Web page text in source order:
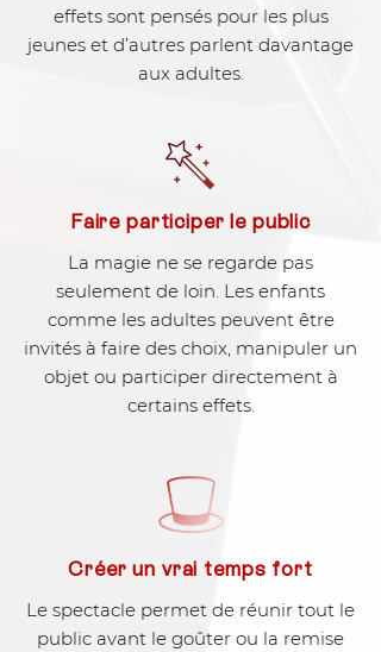
effets sont pensés pour les plus
jeunes et d’autres parlent davantage
aux adultes.
Faire participer le public
La magie ne se regarde pas
seulement de loin. Les enfants
comme les adultes peuvent être
invités à faire des choix, manipuler un
objet ou participer directement à
certains effets.
Créer un vrai temps fort
Le spectacle permet de réunir tout le
public avant le goûter ou la remise